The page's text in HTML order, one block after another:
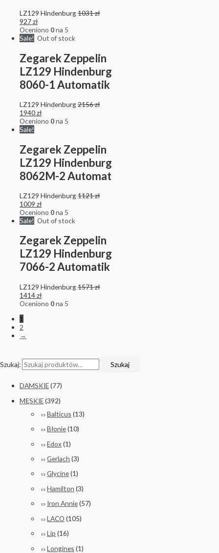
Szukaj: Szukaj
DAMSKIE(77)
MĘSKIE(392)
Balticus (13)
Błonie(10)
Edox(1)
Gerlach (3)
Glycine(1)
Hamilton (3)
Iron Annie(57)
LACO (105)
Lip (16)
Longines (1)
LZ129 Hindenburg1031zł
927zł
Oceniono 0na 5
Sale! Out of stock
Zegarek Zeppelin
LZ129 Hindenburg
8060-1 Automatik
LZ129 Hindenburg2156zł
1940zł
Oceniono 0na 5
Sale!
Zegarek Zeppelin
LZ129 Hindenburg
8062M-2 Automat
LZ129 Hindenburg1121zł
1009 zł
Oceniono 0na 5
Sale! Out of stock
Zegarek Zeppelin
LZ129 Hindenburg
7066-2 Automatik
LZ129 Hindenburg1571zł
1414zł
Oceniono 0na 5
1
2
→